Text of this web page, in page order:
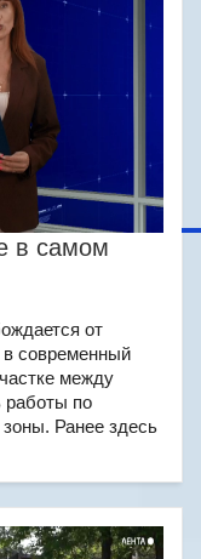
в самом
от
в современный
между
работы по
Ранее здесь